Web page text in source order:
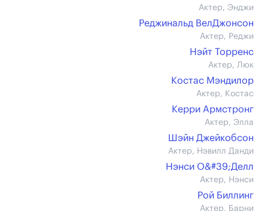
Актер, Энджи
Реджинальд ВелДжонсон
Актер, Реджи
Нэйт Торренс
Актер, Люк
Костас Мэндилор
Актер, Костас
Керри Армстронг
Актер, Элла
Шэйн Джейкобсон
Актер, Нэвилл Данди
Нэнси О&#39;Делл
Актер, Нэнси
Рой Биллинг
Актер, Барни